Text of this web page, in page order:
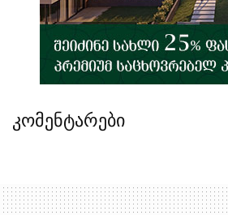
კომენტარები